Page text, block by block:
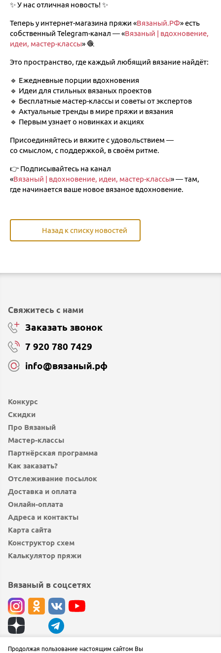
✨ У нас отличная новость! ✨
Теперь у интернет-магазина пряжи «Вязаный.РФ» есть
собственный Telegram-канал — «Вязаный | вдохновение,
идеи, мастер-классы» 🧶
Это пространство, где каждый любящий вязание найдёт:
🔹 Ежедневные порции вдохновения
🔹 Идеи для стильных вязаных проектов
🔹 Бесплатные мастер-классы и советы от экспертов
🔹 Актуальные тренды в мире пряжи и вязания
🔹 Первым узнает о новинках и акциях
Присоединяйтесь и вяжите с удовольствием —
со смыслом, с поддержкой, в своём ритме.
👉 Подписывайтесь на канал
«Вязаный | вдохновение, идеи, мастер-классы» — там,
где начинается ваше новое вязаное вдохновение.
Назад к списку новостей
Конкурс
Скидки
Про Вязаный
Мастер-классы
Партнёрская программа
Как заказать?
Отслеживание посылок
Доставка и оплата
Онлайн-оплата
Адреса и контакты
Карта сайта
Конструктор схем
Калькулятор пряжи
Свяжитесь с нами
Заказать звонок
7 920 780 7429
info@вязаный.рф
Вязаный в соцсетях
© вязаный.рф 2019 — 2026
Продолжая пользование настоящим сайтом Вы